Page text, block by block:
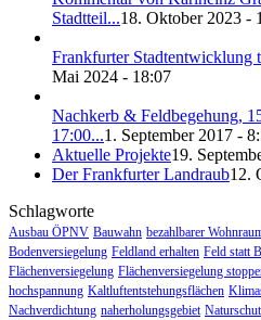
Stadtteil...18. Oktober 2023 -
Frankfurter Stadtentwicklung
Mai 2024 - 18:07
Nachkerb & Feldbegehung,
17:00...1. September 2017 -
Aktuelle Projekte19.
Der Frankfurter Landraub12.
Schlagworte
Ausbau ÖPNV Bauwahn bezahlbarer
Bodenversiegelung Feldland erhalten Feld statt
Flächenversiegelung Flächenversiegelung
hochspannung Kaltluftentstehungsflächen
Nachverdichtung naherholungsgebiet